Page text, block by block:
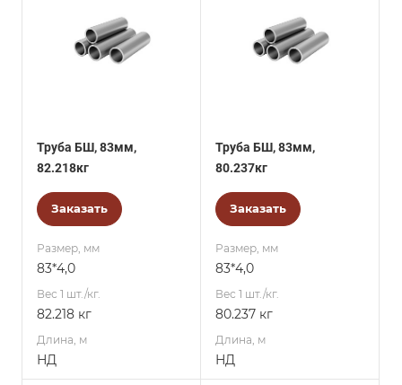
Труба БШ, 83мм,
82.218кг
Заказать
Размер, мм
83*4,0
Вес 1 шт./кг.
82.218 кг
Длина, м
НД
Труба БШ, 83мм,
80.237кг
Заказать
Размер, мм
83*4,0
Вес 1 шт./кг.
80.237 кг
Длина, м
НД